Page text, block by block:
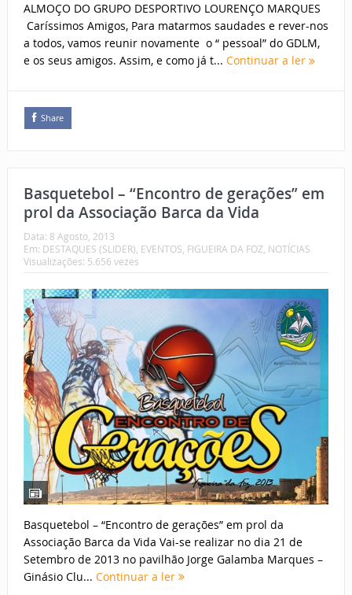
ALMOÇO DO GRUPO DESPORTIVO LOURENÇO MARQUES
Caríssimos Amigos, Para matarmos saudades e rever-nos
a todos, vamos reunir novamente o “ pessoal” do GDLM,
e os seus amigos. Assim, e como já t... Continuar a ler
Share
Basquetebol – “Encontro de gerações” em
prol da Associação Barca da Vida
Data: 8 Agosto, 2013
Em: DESTAQUES (SLIDER) EVENTOS FIGUEIRA DA FOZ NOTÍCIAS
Visualizações: 5.656 vezes
Basquetebol – “Encontro de gerações” em prol da
Associação Barca da Vida Vai-se realizar no dia 21 de
Setembro de 2013 no pavilhão Jorge Galamba Marques –
Ginásio Clu... Continuar a ler